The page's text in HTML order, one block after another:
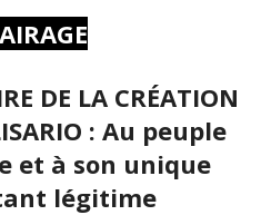
DE LA CRÉATION
: Au peuple
et à son unique
légitime